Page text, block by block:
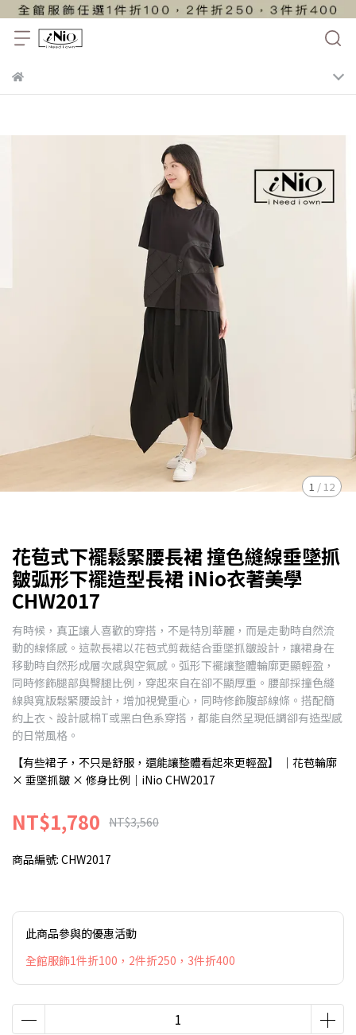
1 /12
花苞式下襬鬆緊腰長裙 撞色縫線垂墜抓
皺弧形下襬造型長裙 iNio衣著美學
CHW2017
有時候，真正讓人喜歡的穿搭，不是特別華麗，而是走動時自然流
動的線條感。這款長裙以花苞式剪裁結合垂墜抓皺設計，讓裙身在
移動時自然形成層次感與空氣感。弧形下襬讓整體輪廓更顯輕盈，
同時修飾腿部與臀腿比例，穿起來自在卻不顯厚重。腰部採撞色縫
線與寬版鬆緊腰設計，增加視覺重心，同時修飾腹部線條。搭配簡
約上衣、設計感棉T或黑白色系穿搭，都能自然呈現低調卻有造型感
的日常風格。
【有些裙子，不只是舒服，還能讓整體看起來更輕盈】 ｜花苞輪廓
× 垂墜抓皺 × 修身比例｜iNio CHW2017
NT$1,780 NT$3,560
商品編號: CHW2017
此商品參與的優惠活動
全館服飾1件折100，2件折250，3件折400